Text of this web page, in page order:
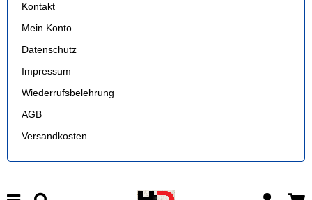
Kontakt
Mein Konto
Datenschutz
Impressum
Wiederrufsbelehrung
AGB
Versandkosten